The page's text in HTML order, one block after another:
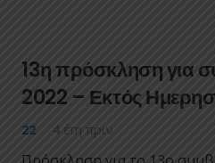
13η πρόσκληση για
2022 – Εκτός
22 4 έτη πριν